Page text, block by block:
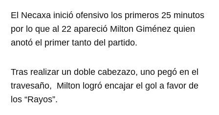
El Necaxa inició ofensivo los primeros 25 minutos
por lo que al 22 apareció Milton Giménez quien
anotó el primer tanto del partido.
Tras realizar un doble cabezazo, uno pegó en el
travesaño, Milton logró encajar el gol a favor de
los “Rayos”.